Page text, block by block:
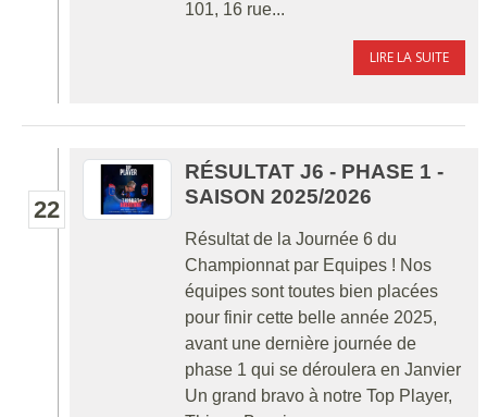
101, 16 rue...
LIRE LA SUITE
22
RÉSULTAT J6 - PHASE 1 -
SAISON 2025/2026
Résultat de la Journée 6 du
Championnat par Equipes ! Nos
équipes sont toutes bien placées
pour finir cette belle année 2025,
avant une dernière journée de
phase 1 qui se déroulera en Janvier
Un grand bravo à notre Top Player,